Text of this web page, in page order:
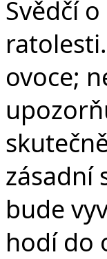
Svědčí
ovoce;
zásadní
bude
hodí do